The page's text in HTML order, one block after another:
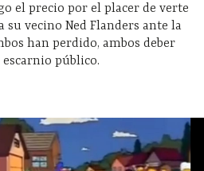
el precio por el placer de verte
su vecino Ned Flanders ante la
han perdido, ambos deber
público.